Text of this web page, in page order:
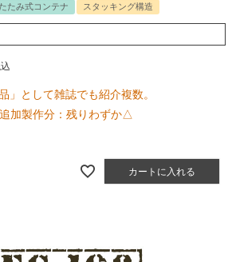
たみ式コンテナ スタッキング構造
」として雑誌でも紹介複数。
加製作分：残りわずか△
カートに入れる